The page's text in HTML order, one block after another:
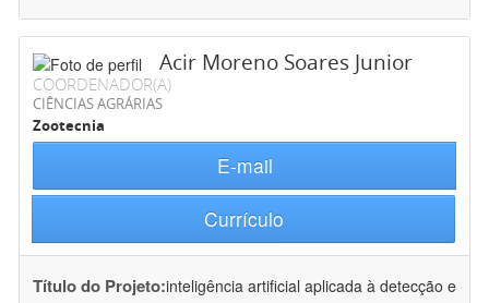
Acir Moreno Soares Junior
COORDENADOR(A)
CIÊNCIAS AGRÁRIAS
Zootecnia
E-mail
Currículo
Título do Projeto:inteligência artificial aplicada à detecção e